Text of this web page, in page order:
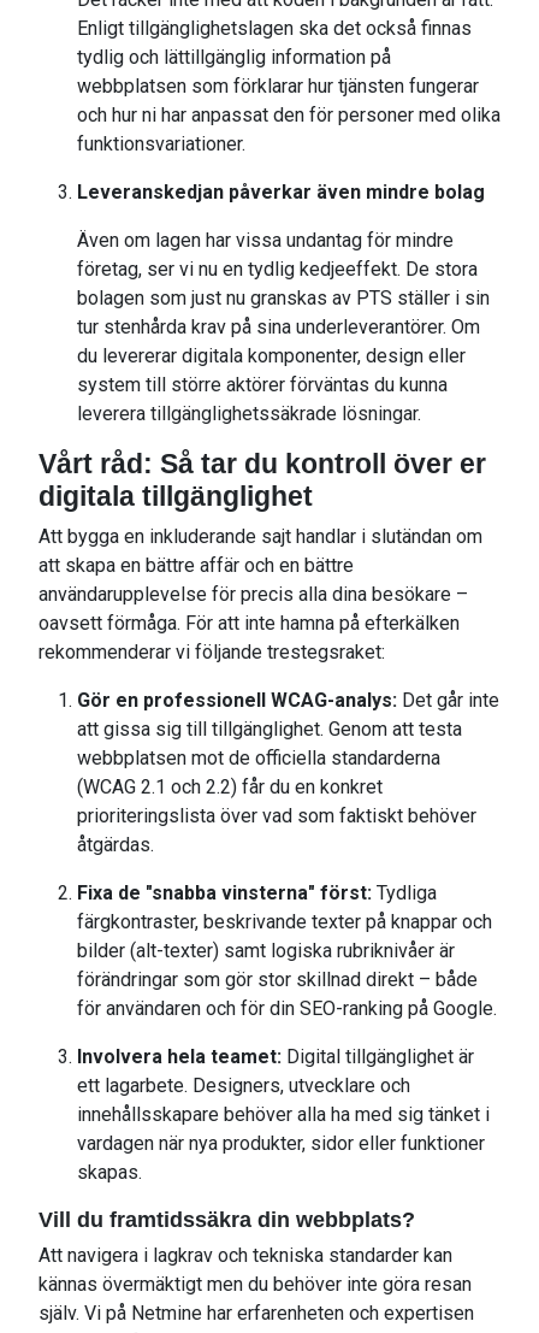
Enligt tillgänglighetslagen ska det också finnas
tydlig och lättillgänglig information på
webbplatsen som förklarar hur tjänsten fungerar
och hur ni har anpassat den för personer med olika
funktionsvariationer.
Leveranskedjan påverkar även mindre bolag
Även om lagen har vissa undantag för mindre
företag, ser vi nu en tydlig kedjeeffekt. De stora
bolagen som just nu granskas av PTS ställer i sin
tur stenhårda krav på sina underleverantörer. Om
du levererar digitala komponenter, design eller
system till större aktörer förväntas du kunna
leverera tillgänglighetssäkrade lösningar.
Vårt råd: Så tar du kontroll över er
digitala tillgänglighet
Att bygga en inkluderande sajt handlar i slutändan om
att skapa en bättre affär och en bättre
användarupplevelse för precis alla dina besökare –
oavsett förmåga. För att inte hamna på efterkälken
rekommenderar vi följande trestegsraket:
Gör en professionell WCAG-analys: Det går inte
att gissa sig till tillgänglighet. Genom att testa
webbplatsen mot de officiella standarderna
(WCAG 2.1 och 2.2) får du en konkret
prioriteringslista över vad som faktiskt behöver
åtgärdas.
Fixa de "snabba vinsterna" först: Tydliga
färgkontraster, beskrivande texter på knappar och
bilder (alt-texter) samt logiska rubriknivåer är
förändringar som gör stor skillnad direkt – både
för användaren och för din SEO-ranking på Google.
Involvera hela teamet: Digital tillgänglighet är
ett lagarbete. Designers, utvecklare och
innehållsskapare behöver alla ha med sig tänket i
vardagen när nya produkter, sidor eller funktioner
skapas.
Vill du framtidssäkra din webbplats?
Att navigera i lagkrav och tekniska standarder kan
kännas övermäktigt men du behöver inte göra resan
själv. Vi på Netmine har erfarenheten och expertisen